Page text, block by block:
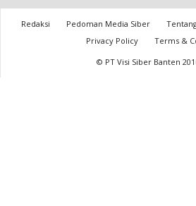
Redaksi Pedoman Media Siber
Privacy Policy
Terms &
© PT Visi Siber Banten